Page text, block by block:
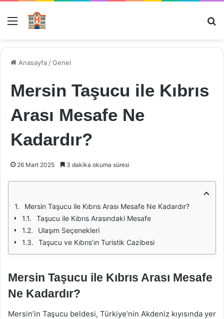
Menü
Anasayfa /Genel
Mersin Taşucu ile Kıbrıs
Arası Mesafe Ne
Kadardır?
26 Mart 2025 3 dakika okuma süresi
Mersin Taşucu ile Kıbrıs Arası Mesafe Ne Kadardır?
Taşucu ile Kıbrıs Arasındaki Mesafe
Ulaşım Seçenekleri
Taşucu ve Kıbrıs’ın Turistik Cazibesi
Mersin Taşucu ile Kıbrıs Arası Mesafe
Ne Kadardır?
Mersin’in Taşucu beldesi, Türkiye’nin Akdeniz kıyısında yer